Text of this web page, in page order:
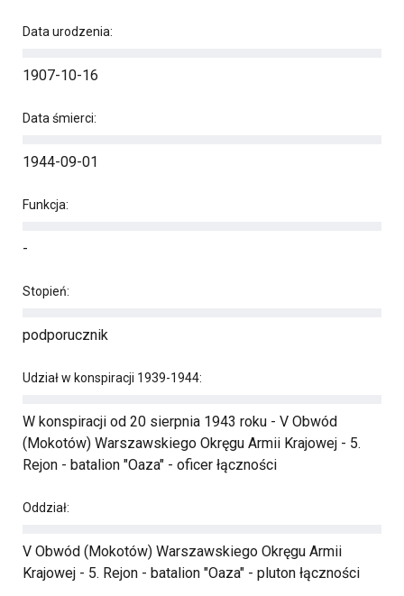
Data urodzenia:
1907-10-16
Data śmierci:
1944-09-01
Funkcja:
-
Stopień:
podporucznik
Udział w konspiracji 1939-1944:
W konspiracji od 20 sierpnia 1943 roku - V Obwód
(Mokotów) Warszawskiego Okręgu Armii Krajowej - 5.
Rejon - batalion "Oaza" - oficer łączności
Oddział:
V Obwód (Mokotów) Warszawskiego Okręgu Armii
Krajowej - 5. Rejon - batalion "Oaza" - pluton łączności